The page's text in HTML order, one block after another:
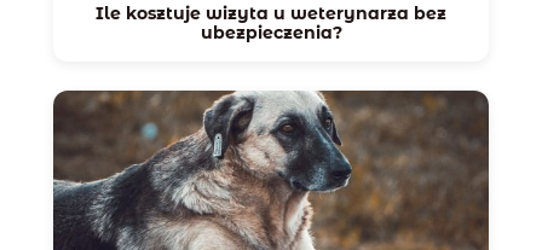
Ile kosztuje wizyta u weterynarza bez
ubezpieczenia?